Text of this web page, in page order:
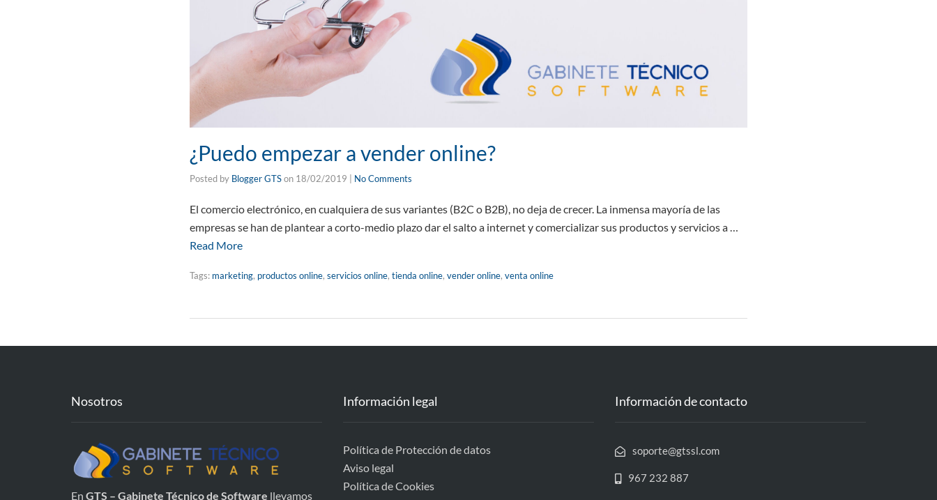
¿Puedo empezar a vender online?
Posted by Blogger GTSon 18/02/2019 No Comments
El comercio electrónico, en cualquiera de sus variantes (B2C o B2B), no deja de crecer. La inmensa mayoría de las
empresas se han de plantear a corto-medio plazo dar el salto a internet y comercializar sus productos y servicios a …
Read More
Tags: marketing, productos online, servicios online, tienda online, vender online, venta online
Nosotros
En GTS – Gabinete Técnico de Software llevamos
Información legal
Política de Protección de datos
Aviso legal
Política de Cookies
Información de contacto
soporte@gtssl.com
967 232 887